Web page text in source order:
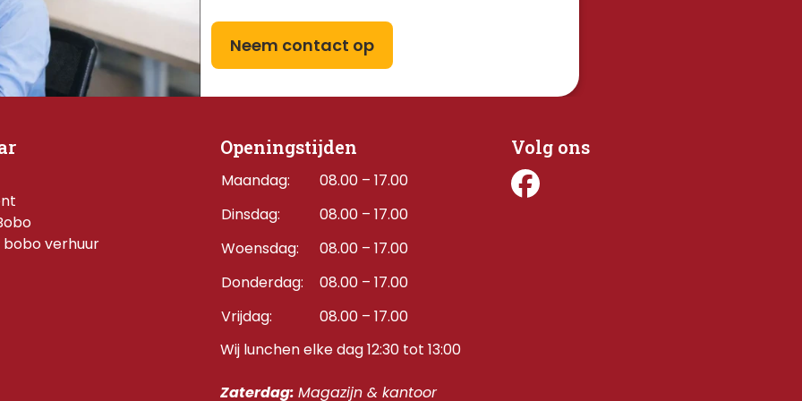
Neem contact op
verhuur
Openingstijden
Maandag:
08.00 – 17.00
Dinsdag:
08.00 – 17.00
Woensdag:
08.00 – 17.00
Donderdag: 08.00 – 17.00
Vrijdag:
08.00 – 17.00
Wij lunchen elke dag 12:30 tot 13:00
Zaterdag: Magazijn & kantoor
Volg ons